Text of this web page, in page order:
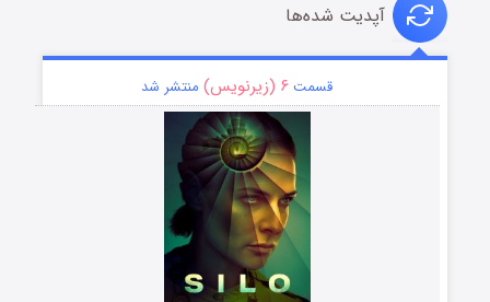
آپدیت شده‌ها
قسمت ۶ (زیرنویس) منتشر شد